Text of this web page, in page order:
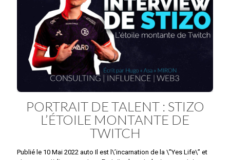
PORTRAIT DE TALENT : STIZO
L’ÉTOILE MONTANTE DE
TWITCH
Publié le 10 Mai 2022 auto Il est l\’incarnation de la \”Yes Life\” et